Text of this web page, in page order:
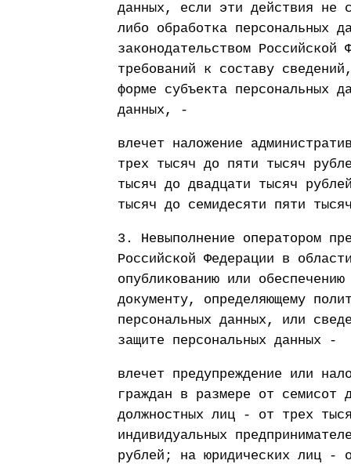
данных, если эти действия не
либо обработка персональных
законодательством
требований к составу
форме субъекта персональных
данных, -
влечет наложение
трех тысяч до пяти тысяч
тысяч до двадцати тысяч
тысяч до семидесяти пяти
3. Невыполнение оператором
Российской Федерации в
опубликованию или
документу, определяющему
персональных данных, или
защите персональных данных -
влечет предупреждение или
граждан в размере от семисот
должностных лиц - от трех
индивидуальных
рублей; на юридических лиц -